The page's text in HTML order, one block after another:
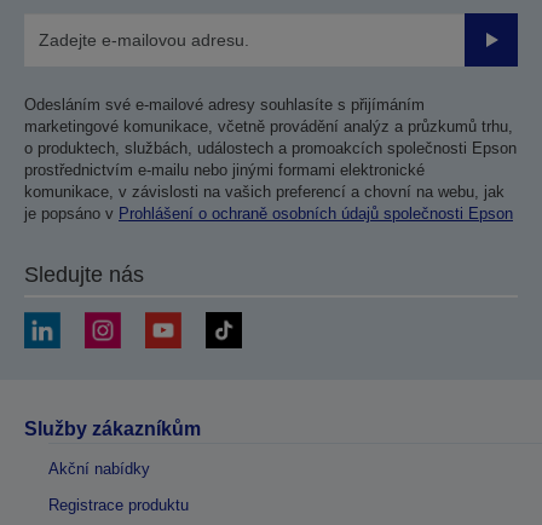
Odesláním své e-mailové adresy souhlasíte s přijímáním
marketingové komunikace, včetně provádění analýz a průzkumů trhu,
o produktech, službách, událostech a promoakcích společnosti Epson
prostřednictvím e-mailu nebo jinými formami elektronické
komunikace, v závislosti na vašich preferencí a chovní na webu, jak
je popsáno v Prohlášení o ochraně osobních údajů společnosti Epson
Sledujte nás
Služby zákazníkům
Akční nabídky
Registrace produktu